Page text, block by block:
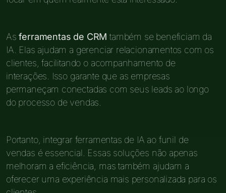
Asferramentas de CRM também se beneficiam da
IA. Elas ajudam a gerenciar relacionamentos com os
clientes, facilitando o acompanhamento de
interações. Isso garante que as empresas
permaneçam conectadas com seus leads ao longo
do processo de vendas.
Portanto, integrar ferramentas de IA ao funil de
vendas é essencial. Essas soluções não apenas
melhoram a eficiência, mas também ajudam a
oferecer uma experiência mais personalizada para os